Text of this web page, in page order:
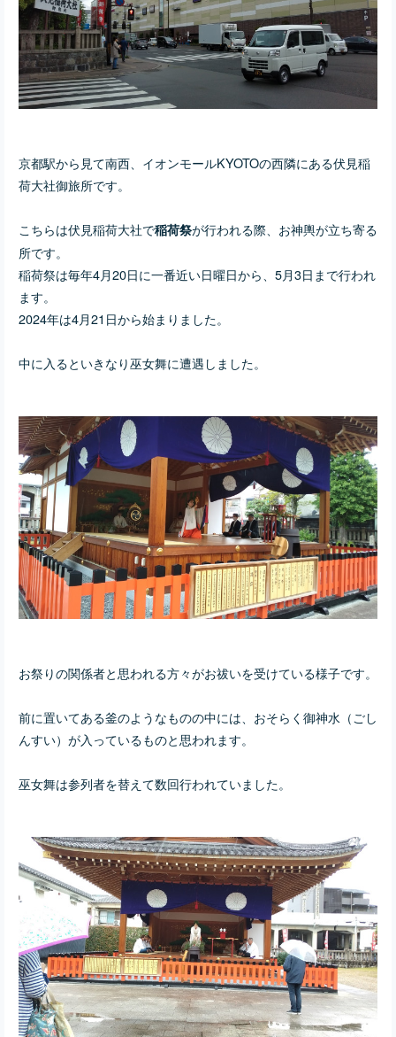
京都駅から見て南西、イオンモールKYOTOの西隣にある伏見稲
荷大社御旅所です。
こちらは伏見稲荷大社で稲荷祭が行われる際、お神輿が立ち寄る
所です。
稲荷祭は毎年4月20日に一番近い日曜日から、5月3日まで行われ
ます。
2024年は4月21日から始まりました。
中に入るといきなり巫女舞に遭遇しました。
お祭りの関係者と思われる方々がお祓いを受けている様子です。
前に置いてある釜のようなものの中には、おそらく御神水（ごし
んすい）が入っているものと思われます。
巫女舞は参列者を替えて数回行われていました。